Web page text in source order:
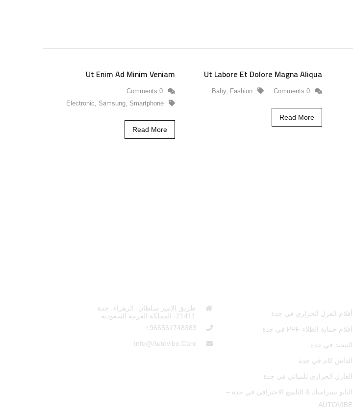
Ut Labore Et Dolore Magna Aliqua
0 Comments
Baby, Fashion
Read More
Ut Enim Ad Minim Veniam
0 Comments
Electronic, Samsung, Smartphone
Read More
أفلام العزل الحراري في جدة
أفلام حماية الطلاء PPF في جدة
التنجيد في جدة
الداش كام في جدة
العازل الحراري للمباني في جدة
النانو سيراميك & التلميع الاحترافي في جدة –
AUTOVIBE
طريق الامير سلطان، الزهراء، جدة
21411، المملكة العربية السعودية
966561748383+
Info@autovibe.care